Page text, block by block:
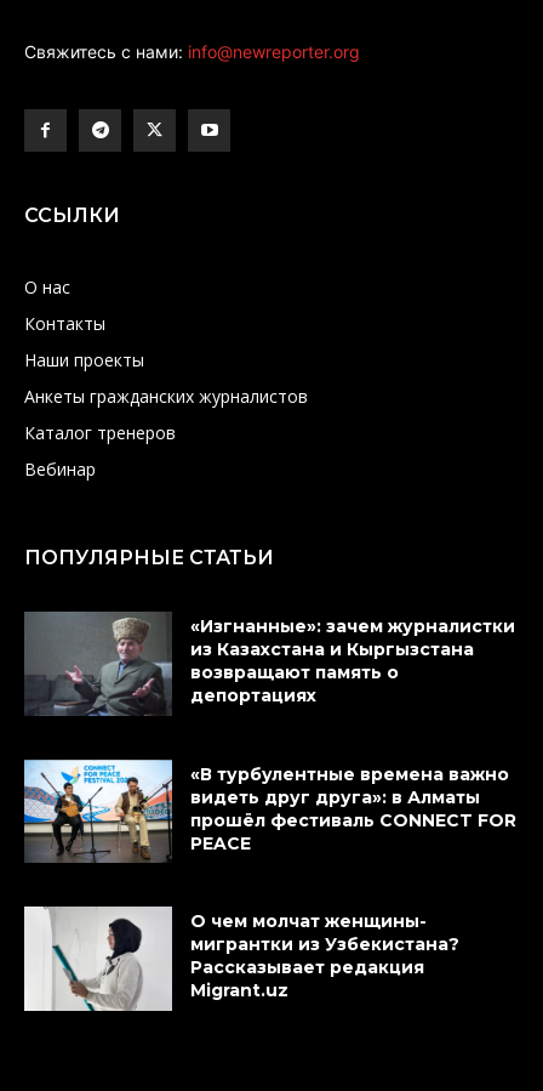
Свяжитесь с нами: info@newreporter.org
ССЫЛКИ
О нас
Контакты
Наши проекты
Анкеты гражданских журналистов
Каталог тренеров
Вебинар
ПОПУЛЯРНЫЕ СТАТЬИ
«Изгнанные»: зачем журналистки
из Казахстана и Кыргызстана
возвращают память о
депортациях
«В турбулентные времена важно
видеть друг друга»: в Алматы
прошёл фестиваль CONNECT FOR
PEACE
О чем молчат женщины-
мигрантки из Узбекистана?
Рассказывает редакция
Migrant.uz